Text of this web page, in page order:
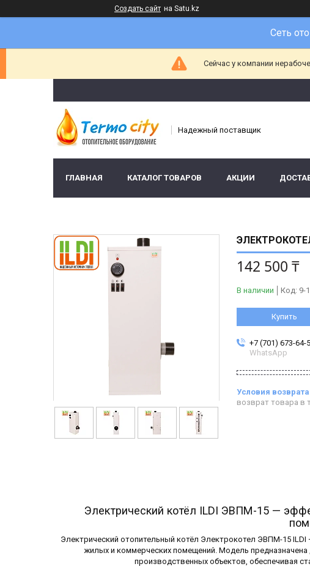
Создать сайт на Satu.kz
Сеть
Сейчас у компании
Надежный поставщик
ГЛАВНАЯ КАТАЛОГ ТОВАРОВ АКЦИИ
142 500 ₸
В наличии Код: 9-
Купить
+7 (701) 673-64-
WhatsApp
возврат товара в
Электрический котёл ILDI ЭВПМ-15 —
Электрический отопительный котёл Электрокотел ЭВПМ-15
жилых и коммерческих помещений. Модель
производственных объектов, обеспечивая